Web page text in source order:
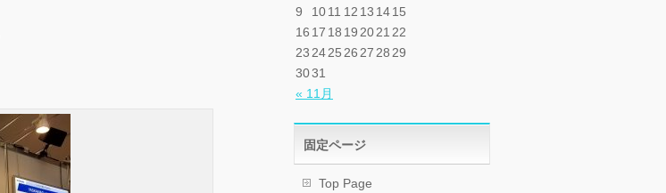
« 11月
9
1011 12 13 1415
16 17 18 19 2021 22
23 2425 26 27 28 29
3031
固定ページ
Top Page